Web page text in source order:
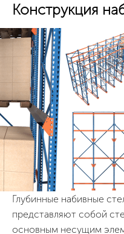
Конструкция
Глубинные набивные
представляют собой
основным несущим